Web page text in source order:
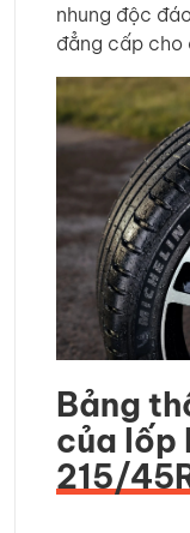
nhung độc
đẳng cấp cho
Bảng
của lốp
215/